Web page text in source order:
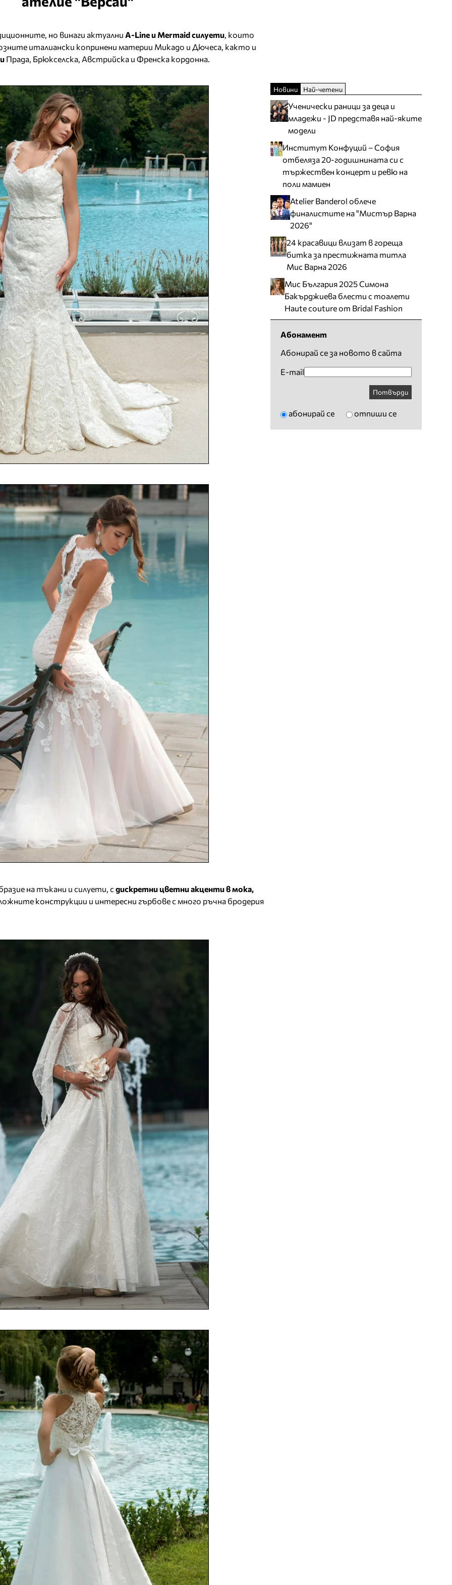
но винаги актуални А-Line и Mermaid силуети , които
италиански копринени материи Микадо и Дючеса, както и
Прада, Брюкселска, Австрийска и Френска кордонна.
на тъкани и силуети, с дискретни цветни акценти в мока,
конструкции и интересни гърбове с много ръчна бродерия
Новини Най-четени
Ученически раници за деца и
младежи - JD представя най-яките
модели
Институт Конфуций – София
отбеляза 20-годишнината си с
тържествен концерт и ревю на
поли мамиен
Atelier Banderol облече
финалистите на "Мистър Варна
2026"
24 красавици влизат в гореща
битка за престижната титла
Мис Варна 2026
Мис България 2025 Симона
Бакърджиева блести с тоалети
Haute couture от Bridal Fashion
Абонамент
Абонирай се за новото в сайта
E-mail
Потвърди
абонирай се отпиши се